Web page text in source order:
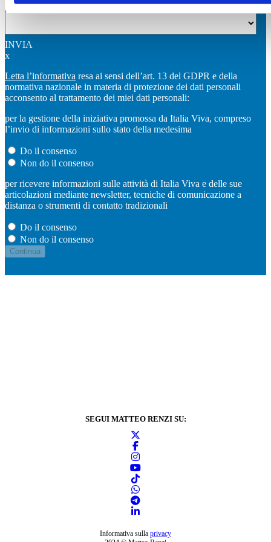
Sigla provincia
INVIA
x
Letta l’informativa resa ai sensi dell’art. 13 del GDPR e della
normativa nazionale in materia di protezione dei dati personali
acconsento al trattamento dei miei dati personali:
per la gestione della iniziativa promossa da Italia Viva, compreso
l’invio di informazioni sullo stato della medesima
Do il consenso
Non do il consenso
per ricevere informazioni sulle attività di Italia Viva e delle sue
articolazioni mediante newsletter, tecniche di comunicazione a
distanza o strumenti di contatto tradizionali
Do il consenso
Non do il consenso
SEGUI MATTEO RENZI SU:
Informativa sulla privacy